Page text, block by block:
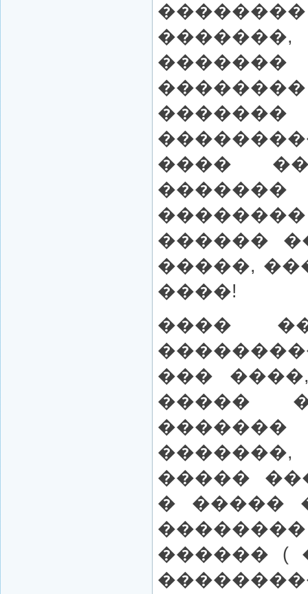
����
������
�����,
����!
����
���
�����
�������,
�����
� �����
������ (